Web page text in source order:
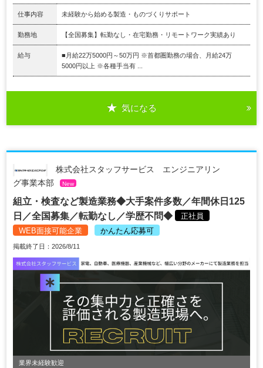
仕事内容 未経験から始める製造・ものづくりサポート
勤務地 【全国募集】転勤なし・在宅勤務・リモートワーク実績あり
給与
■月給22万5000円～50万円 ※首都圏勤務の場合、月給24万
5000円以上 ※各種手当有 ...
気になる
株式会社スタッフサービス エンジニアリン
グ事業本部
New
組立・検査など製造業務◆大手案件多数／年間休日125
日／全国募集／転勤なし／学歴不問◆
正社員
WEB面接可能企業
かんたん応募可
掲載終了日：2026/8/11
業界未経験歓迎